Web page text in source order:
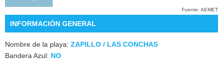
Fuente: AEMET
INFORMACIÓN GENERAL
Nombre de la playa: ZAPILLO / LAS CONCHAS
Bandera Azul: NO